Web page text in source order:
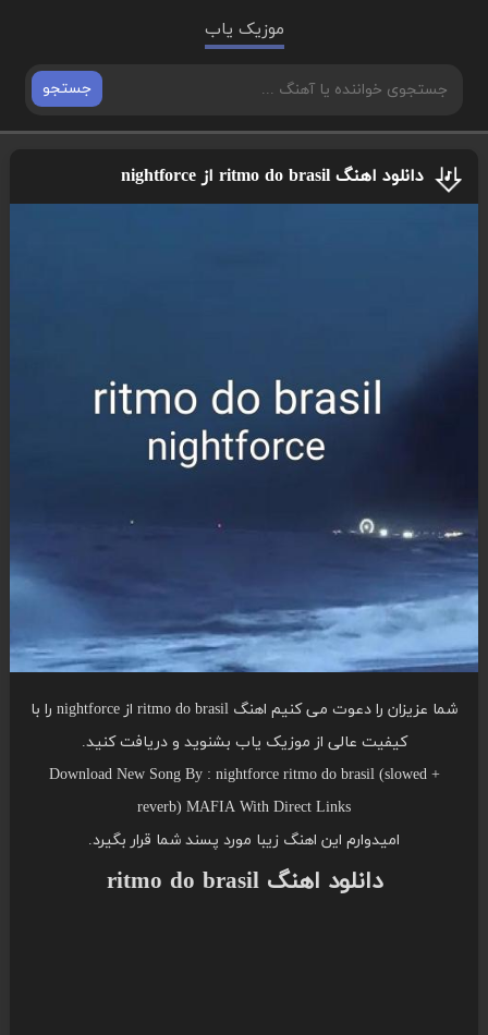
موزیک یاب
جستجو
دانلود اهنگ ritmo do brasil از nightforce
شما عزیزان را دعوت می کنیم اهنگ ritmo do brasil از nightforce را با
کیفیت عالی از موزیک یاب بشنوید و دریافت کنید.
Download New Song By : nightforce ritmo do brasil (slowed +
reverb) MAFIA With Direct Links
امیدوارم این اهنگ زیبا مورد پسند شما قرار بگیرد.
دانلود اهنگ ritmo do brasil